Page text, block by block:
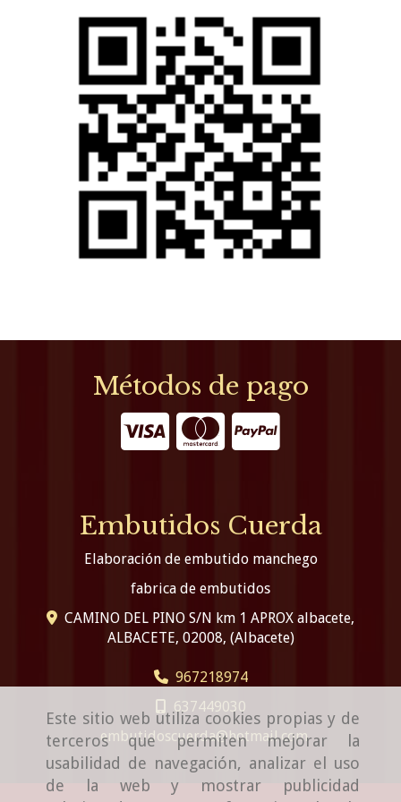
Este sitio web utiliza cookies propias y de
terceros que permiten mejorar la
usabilidad de navegación, analizar el uso
de la web y mostrar publicidad
Métodos de pago
Embutidos Cuerda
Elaboración de embutido manchego
fabrica de embutidos
CAMINO DEL PINO S/N km 1 APROX albacete,
ALBACETE, 02008, (Albacete)
967218974
637449030
embutidoscuerda
hotmail.com